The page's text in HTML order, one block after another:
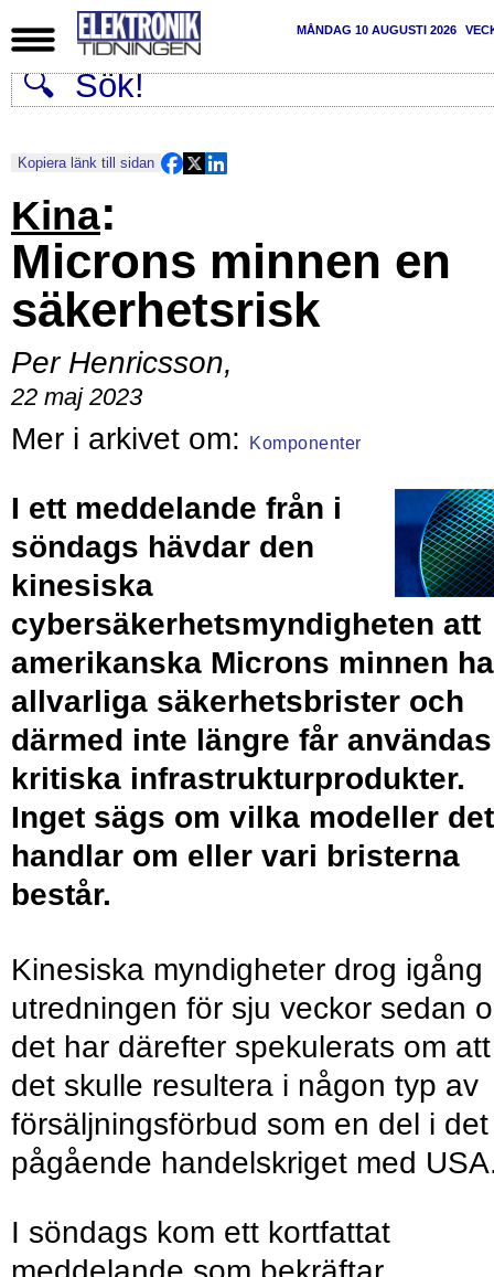
MÅNDAG 10 AUGUSTI 2026
Kopiera länk till sidan
Kina:
Microns minnen en
säkerhetsrisk
Per Henricsson,
22 maj 2023
Komponenter
I ett meddelande från i
söndags hävdar den
kinesiska
cybersäkerhetsmyndigheten att
amerikanska Microns minnen
allvarliga säkerhetsbrister och
därmed inte längre får
kritiska infrastrukturprodukter.
Inget sägs om vilka modeller det
handlar om eller vari bristerna
består.
Kinesiska myndigheter drog igång
utredningen för sju veckor sedan
det har därefter spekulerats om att
det skulle resultera i någon typ av
försäljningsförbud som en del i det
pågående handelskriget med
I söndags kom ett kortfattat